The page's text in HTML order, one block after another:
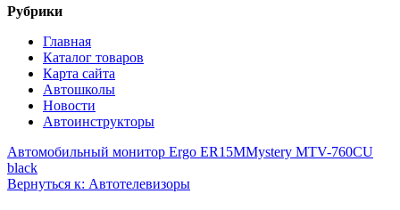
Рубрики
Главная
Каталог товаров
Карта сайта
Автошколы
Новости
Автоинструкторы
Автомобильный монитор Ergo ER15MMystery MTV-760CU
black
Вернуться к: Автотелевизоры